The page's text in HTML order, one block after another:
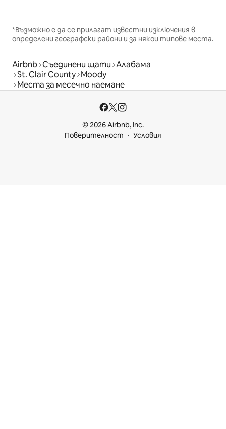
*Възможно е да се прилагат известни изключения в
определени географски райони и за някои типове места.
Airbnb Съединени щати Алабама
St. Clair County Moody
Места за месечно наемане
© 2026 Airbnb, Inc.
Поверителност
Условия